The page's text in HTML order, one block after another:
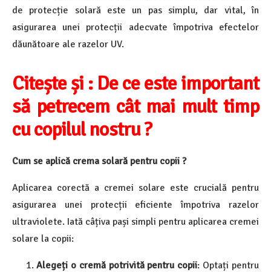
de protecție solară este un pas simplu, dar vital, în
asigurarea unei protecții adecvate împotriva efectelor
dăunătoare ale razelor UV.
Citește și : De ce este important
să petrecem cât mai mult timp
cu copilul nostru ?
Cum se aplică crema solară pentru copii ?
Aplicarea corectă a cremei solare este crucială pentru
asigurarea unei protecții eficiente împotriva razelor
ultraviolete. Iată câțiva pași simpli pentru aplicarea cremei
solare la copii:
Alegeți o cremă potrivită pentru copii: Optați pentru